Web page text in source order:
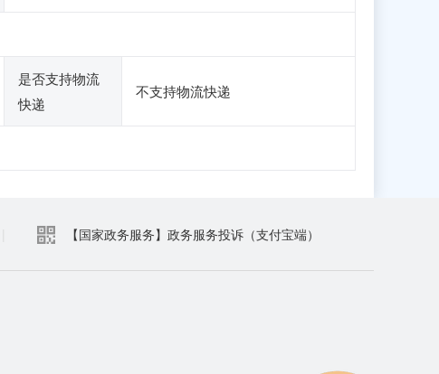
是否支持物流
快递
不支持物流快递
【国家政务服务】政务服务投诉（支付宝端）